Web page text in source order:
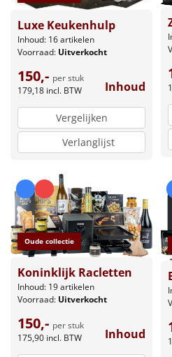
Luxe Keukenhulp
Inhoud: 16 artikelen
Voorraad: Uitverkocht
150,- per stuk
179,18 incl. BTW Inhoud
Vergelijken
Verlanglijst
Oude collectie
Koninklijk Racletten
Inhoud: 19 artikelen
Voorraad: Uitverkocht
150,- per stuk
175,90 incl. BTW Inhoud